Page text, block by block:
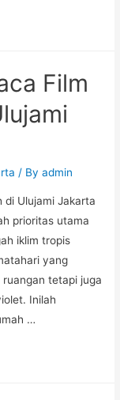
Film
/ Byadmin
di Ulujami Jakarta
prioritas utama
iklim tropis
yang
tetapi juga
Inilah
…